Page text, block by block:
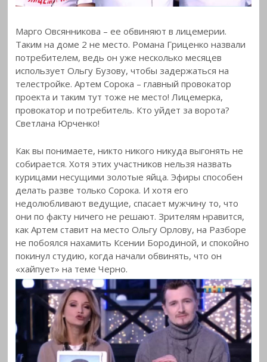
Марго Овсянникова – ее обвиняют в лицемерии.
Таким на доме 2 не место. Романа Гриценко назвали
потребителем, ведь он уже несколько месяцев
использует Ольгу Бузову, чтобы задержаться на
телестройке. Артем Сорока – главный провокатор
проекта и таким тут тоже не место! Лицемерка,
провокатор и потребитель. Кто уйдет за ворота?
Светлана Юрченко!
Как вы понимаете, никто никого никуда выгонять не
собирается. Хотя этих участников нельзя назвать
курицами несущими золотые яйца. Эфиры способен
делать разве только Сорока. И хотя его
недолюбливают ведущие, спасает мужчину то, что
они по факту ничего не решают. Зрителям нравится,
как Артем ставит на место Ольгу Орлову, на Разборе
не побоялся нахамить Ксении Бородиной, и спокойно
покинул студию, когда начали обвинять, что он
«хайпует» на теме Черно.